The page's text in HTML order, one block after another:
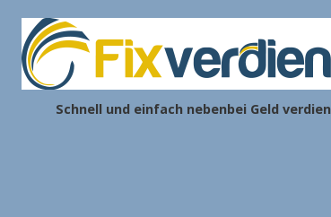
Schnell und einfach nebenbei Geld